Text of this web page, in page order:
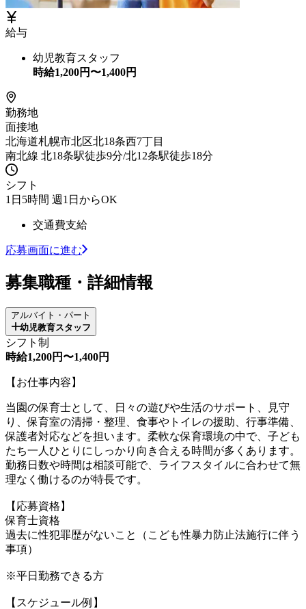
給与
幼児教育スタッフ
時給1,200円〜1,400円
勤務地
面接地
北海道札幌市北区北18条西7丁目
南北線 北18条駅徒歩9分/北12条駅徒歩18分
シフト
1日5時間 週1日からOK
交通費支給
応募画面に進む
募集職種・詳細情報
アルバイト・パート
幼児教育スタッフ
シフト制
時給1,200円〜1,400円
【お仕事内容】
当園の保育士として、日々の遊びや生活のサポート、見守
り、保育室の清掃・整理、食事やトイレの援助、行事準備、
保護者対応などを担います。柔軟な保育環境の中で、子ども
たち一人ひとりにしっかり向き合える時間が多くあります。
勤務日数や時間は相談可能で、ライフスタイルに合わせて無
理なく働けるのが特長です。
【応募資格】
保育士資格
過去に性犯罪歴がないこと（こども性暴力防止法施行に伴う
事項）
※平日勤務できる方
【スケジュール例】